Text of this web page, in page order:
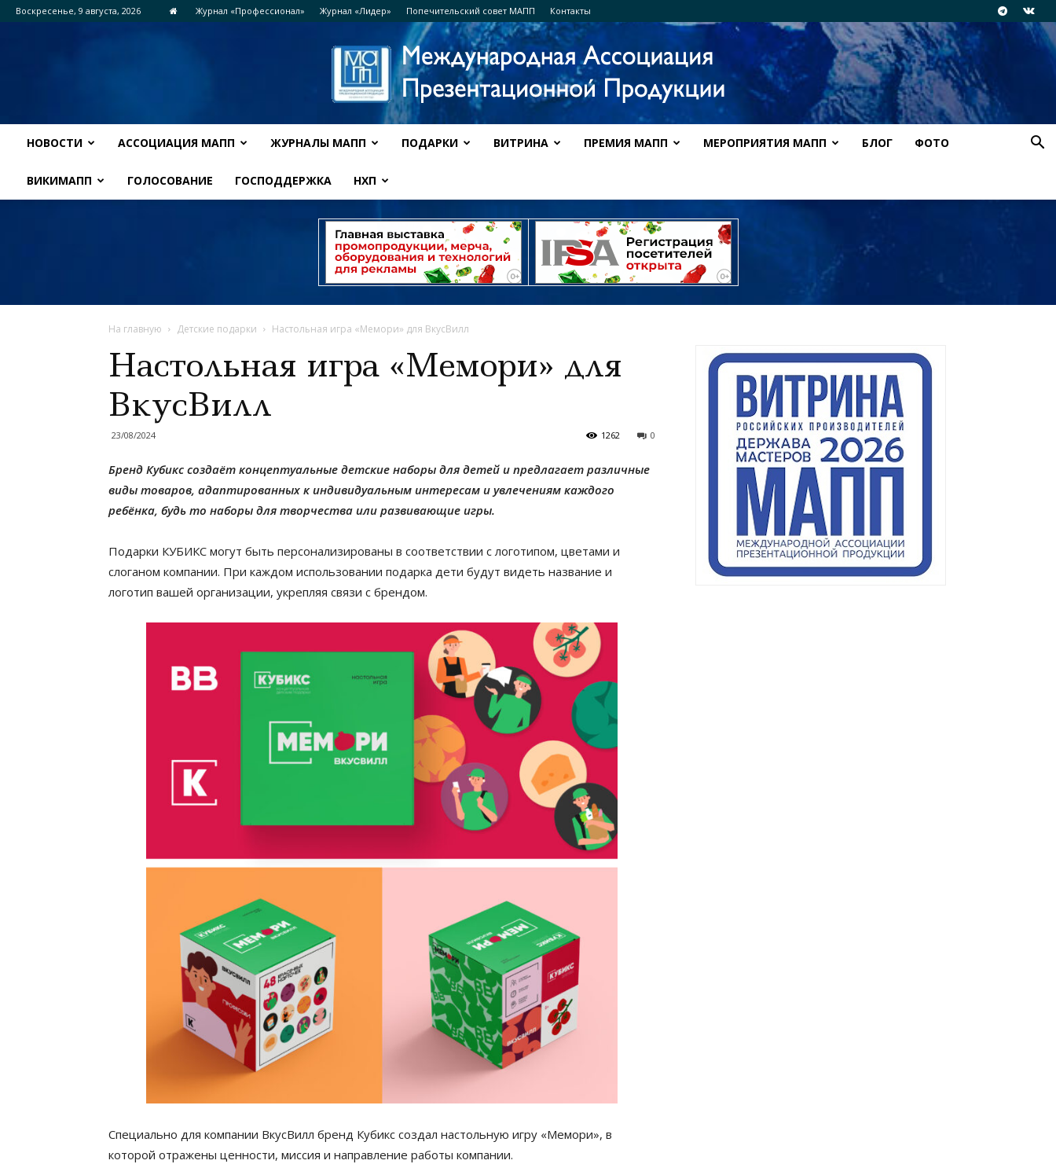
Воскресенье, 9 августа, 2026 Журнал «Профессионал» Журнал «Лидер» Попечительский совет МАПП Контакты
НОВОСТИ АССОЦИАЦИЯ МАПП ЖУРНАЛЫ МАПП ПОДАРКИ ВИТРИНА ПРЕМИЯ МАПП МЕРОПРИЯТИЯ МАПП БЛОГ ФОТО
ВИКИМАПП ГОЛОСОВАНИЕ ГОСПОДДЕРЖКА НХП
На главную Детские подарки Настольная игра «Мемори» для ВкусВилл
Настольная игра «Мемори» для
ВкусВилл
23/08/2024 0
1262
Бренд Кубикс создаёт концептуальные детские наборы для детей и предлагает различные
виды товаров, адаптированных к индивидуальным интересам и увлечениям каждого
ребёнка, будь то наборы для творчества или развивающие игры.
Подарки КУБИКС могут быть персонализированы в соответствии с логотипом, цветами и
слоганом компании. При каждом использовании подарка дети будут видеть название и
логотип вашей организации, укрепляя связи с брендом.
Специально для компании ВкусВилл бренд Кубикс создал настольную игру «Мемори», в
которой отражены ценности, миссия и направление работы компании.